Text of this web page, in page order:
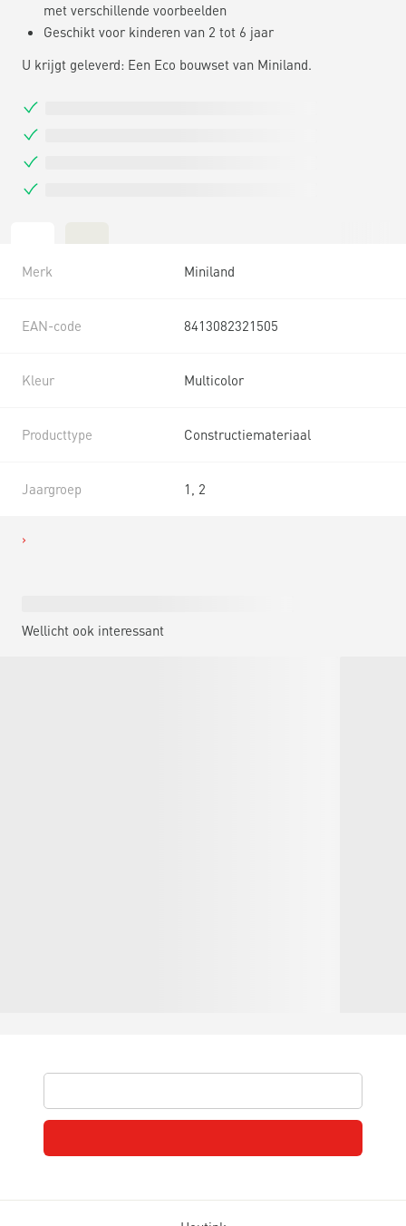
met verschillende voorbeelden
Geschikt voor kinderen van 2 tot 6 jaar
U krijgt geleverd: Een Eco bouwset van Miniland.
Merk Miniland
EAN-code 8413082321505
Kleur Multicolor
Producttype Constructiemateriaal
Jaargroep 1, 2
Wellicht ook interessant